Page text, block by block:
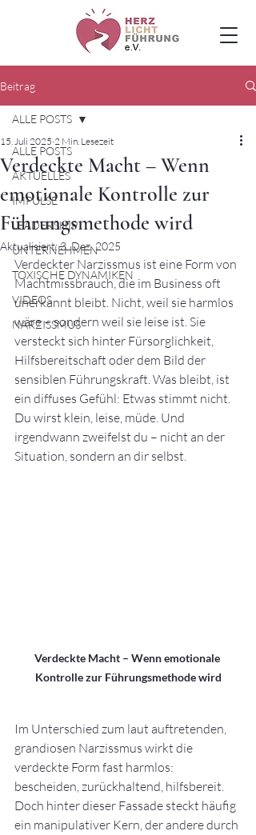
Beitrag
ALLE POSTS
AKTUELLES
IMPULSE
LEADERSHIP
UNTERNEHMEN
TOXISCHE DYNAMIKEN
VIDEOS
NARZISSMUS
ALLE POSTS
Verdeckte Macht – Wenn
emotionale Kontrolle zur
Führungsmethode wird
15. Juli 2025 2 Min. Lesezeit
Aktualisiert:3. Dez. 2025
Verdeckter Narzissmus ist eine Form von
Machtmissbrauch, die im Business oft
unerkannt bleibt. Nicht, weil sie harmlos
wäre – sondern weil sie leise ist. Sie
versteckt sich hinter Fürsorglichkeit,
Hilfsbereitschaft oder dem Bild der
sensiblen Führungskraft. Was bleibt, ist
ein diffuses Gefühl: Etwas stimmt nicht.
Du wirst klein, leise, müde. Und
irgendwann zweifelst du – nicht an der
Situation, sondern an dir selbst.
Verdeckte Macht – Wenn emotionale
Kontrolle zur Führungsmethode wird
Im Unterschied zum laut auftretenden,
grandiosen Narzissmus wirkt die
verdeckte Form fast harmlos:
bescheiden, zurückhaltend, hilfsbereit.
Doch hinter dieser Fassade steckt häufig
ein manipulativer Kern, der andere durch